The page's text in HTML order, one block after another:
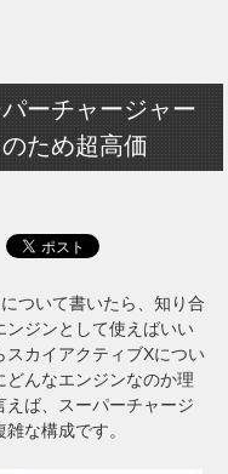
ーチャージャー
ため超高価
ついて書いたら、知り合
ンジンとして使えばいい
カイアクティブXについ
んなエンジンなのか理
ば、スーパーチャージ
な構成です。